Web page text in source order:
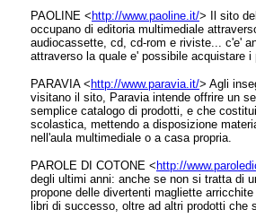
PAOLINE < http://www.paoline.it/> Il sito
occupano di editoria multimediale
audiocassette, cd, cd-rom e riviste... c'e'
attraverso la quale e' possibile acquistare i
PARAVIA < http://www.paravia.it/> Agli
visitano il sito, Paravia intende offrire un
semplice catalogo di prodotti, e che
scolastica, mettendo a disposizione
nell'aula multimediale o a casa propria.
PAROLE DI COTONE < http://
degli ultimi anni: anche se non si tratta di
propone delle divertenti magliette
libri di successo, oltre ad altri prodotti che